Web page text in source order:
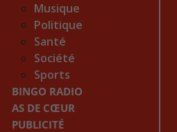
Musique
Politique
Santé
Société
Sports
BINGO RADIO
AS DE CŒUR
PUBLICITÉ